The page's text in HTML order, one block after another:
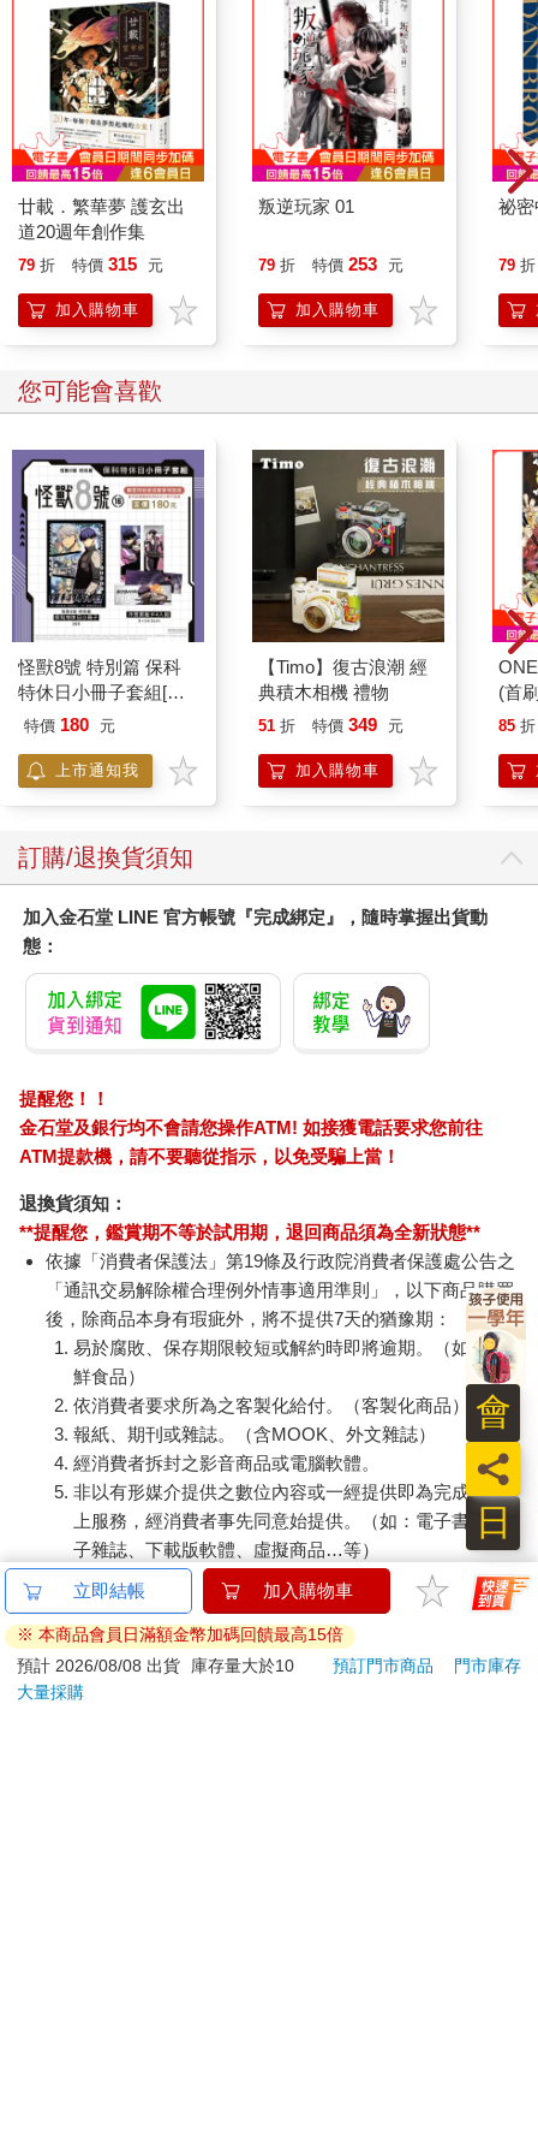
廿載．繁華夢 護玄出
道20週年創作集
79 折 特價 315 元
加入購物車
叛逆玩家 01
79 折 特價 253 元
加入購物車
祕
79 折
您可能會喜歡
怪獸8號 特別篇 保科
特休日小冊子套組[限
加購]
特價 180 元
上市通知我
【Timo】復古浪潮 經
典積木相機 禮物
51 折 特價 349 元
加入購物車
(首
85 折
訂購/退換貨須知
加入金石堂 LINE 官方帳號『完成綁定』，隨時掌握出貨動
態：
提醒您！！
金石堂及銀行均不會請您操作ATM! 如接獲電話要求您前往
ATM提款機，請不要聽從指示，以免受騙上當！
退換貨須知：
**提醒您，鑑賞期不等於試用期，退回商品須為全新狀態**
依據「消費者保護法」第19條及行政院消費者保護處公告之
「通訊交易解除權合理例外情事適用準則」，以下商品購買
後，除商品本身有瑕疵外，將不提供7天的猶豫期：
易於腐敗、保存期限較短或解約時即將逾期。（如：生
鮮食品）
依消費者要求所為之客製化給付。（客製化商品）
報紙、期刊或雜誌。（含MOOK、外文雜誌）
經消費者拆封之影音商品或電腦軟體。
非以有形媒介提供之數位內容或一經提供即為完成之線
上服務，經消費者事先同意始提供。（如：電子書、電
子雜誌、下載版軟體、虛擬商品…等）
已拆封之個人衛生用品。（如：內衣褲、刮鬍刀、除毛
若非上列種類商品，均享有到貨7天的猶豫期（含例假
日）。
辦理退換貨時，商品（組合商品恕無法接受單獨退貨）必須
立即結帳 加入購物車
※ 本商品會員日滿額金幣加碼回饋最高15倍
預計 2026/08/08 出貨
庫存量大於10 預訂門市商品
門市庫存
大量採購
日
員
會